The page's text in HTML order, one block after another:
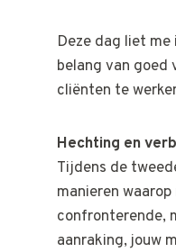
Deze dag liet
belang van goed
cliënten te
Hechting en
Tijdens de
manieren
confronterende,
aanraking, jouw